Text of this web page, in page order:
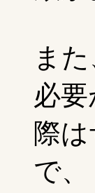
ま
必
際
で、